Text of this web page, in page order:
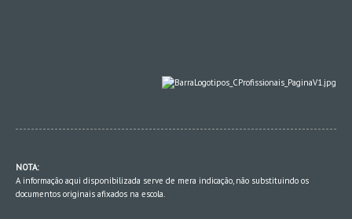
NOTA:
A informação aqui disponibilizada serve de mera indicação, não substituindo os
documentos originais afixados na escola.